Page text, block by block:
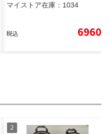
マイストア在庫： 1034
税込 6960